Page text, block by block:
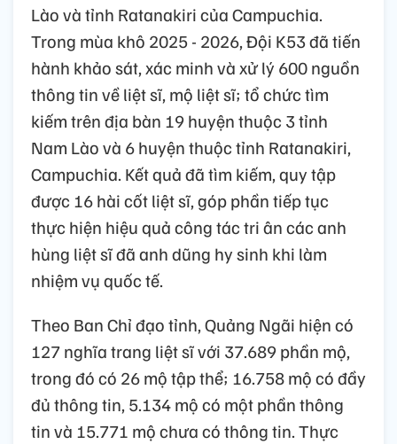
Lào và tỉnh Ratanakiri của Campuchia.
Trong mùa khô 2025 - 2026, Đội K53 đã tiến
hành khảo sát, xác minh và xử lý 600 nguồn
thông tin về liệt sĩ, mộ liệt sĩ; tổ chức tìm
kiếm trên địa bàn 19 huyện thuộc 3 tỉnh
Nam Lào và 6 huyện thuộc tỉnh Ratanakiri,
Campuchia. Kết quả đã tìm kiếm, quy tập
được 16 hài cốt liệt sĩ, góp phần tiếp tục
thực hiện hiệu quả công tác tri ân các anh
hùng liệt sĩ đã anh dũng hy sinh khi làm
nhiệm vụ quốc tế.
Theo Ban Chỉ đạo tỉnh, Quảng Ngãi hiện có
127 nghĩa trang liệt sĩ với 37.689 phần mộ,
trong đó có 26 mộ tập thể; 16.758 mộ có đầy
đủ thông tin, 5.134 mộ có một phần thông
tin và 15.771 mộ chưa có thông tin. Thực